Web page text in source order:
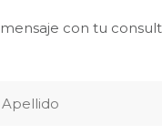
mensaje con tu